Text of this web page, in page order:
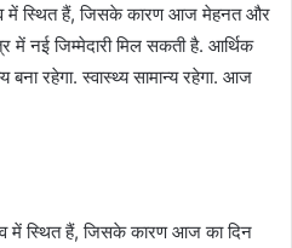
में स्थित हैं, जिसके कारण आज मेहनत और
में नई जिम्मेदारी मिल सकती है. आर्थिक
बना रहेगा. स्वास्थ्य सामान्य रहेगा. आज
में स्थित हैं, जिसके कारण आज का दिन